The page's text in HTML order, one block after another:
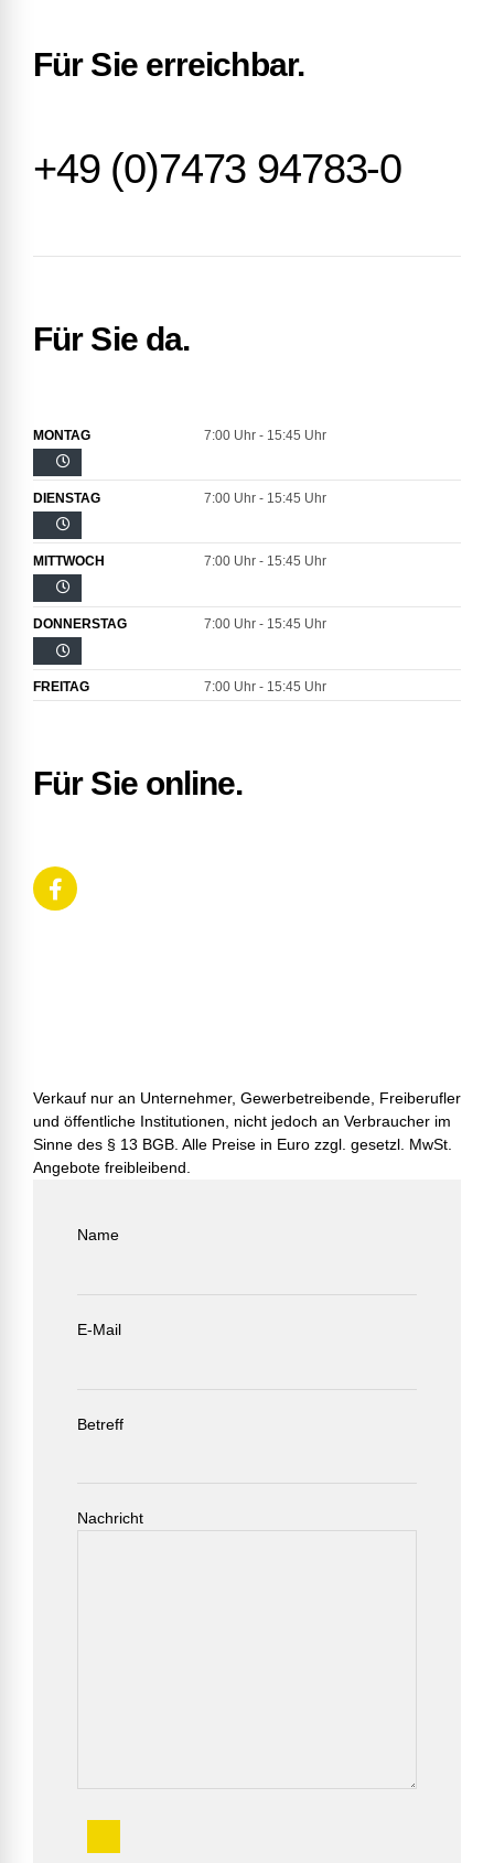
Für Sie erreichbar.
+49 (0)7473 94783-0
Für Sie da.
MONTAG 7:00 Uhr - 15:45 Uhr
DIENSTAG 7:00 Uhr - 15:45 Uhr
MITTWOCH 7:00 Uhr - 15:45 Uhr
DONNERSTAG 7:00 Uhr - 15:45 Uhr
FREITAG 7:00 Uhr - 15:45 Uhr
Für Sie online.
Verkauf nur an Unternehmer, Gewerbetreibende, Freiberufler
und öffentliche Institutionen, nicht jedoch an Verbraucher im
Sinne des § 13 BGB. Alle Preise in Euro zzgl. gesetzl. MwSt.
Angebote freibleibend.
Name
E-Mail
Betreff
Nachricht